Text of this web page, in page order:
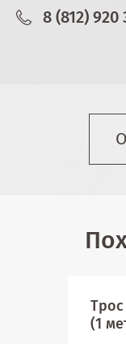
8 (812) 920
(1